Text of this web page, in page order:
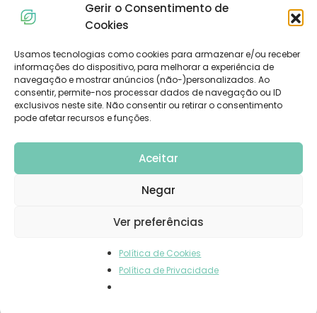
Gerir o Consentimento de
Cookies
Usamos tecnologias como cookies para armazenar e/ou receber
informações do dispositivo, para melhorar a experiência de
navegação e mostrar anúncios (não-)personalizados. Ao
consentir, permite-nos processar dados de navegação ou ID
exclusivos neste site. Não consentir ou retirar o consentimento
pode afetar recursos e funções.
Aceitar
Negar
Ver preferências
Política de Cookies
Política de Privacidade
Resolução de Conflitos de Consumo
Livro de Reclamações
Subscreva a Nossa Newsletter